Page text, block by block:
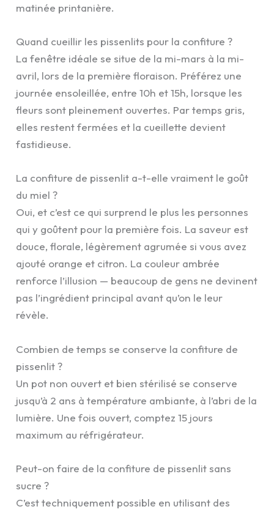
matinée printanière.
Quand cueillir les pissenlits pour la confiture ?
La fenêtre idéale se situe de la mi-mars à la mi-
avril, lors de la première floraison. Préférez une
journée ensoleillée, entre 10h et 15h, lorsque les
fleurs sont pleinement ouvertes. Par temps gris,
elles restent fermées et la cueillette devient
fastidieuse.
La confiture de pissenlit a-t-elle vraiment le goût
du miel ?
Oui, et c’est ce qui surprend le plus les personnes
qui y goûtent pour la première fois. La saveur est
douce, florale, légèrement agrumée si vous avez
ajouté orange et citron. La couleur ambrée
renforce l’illusion — beaucoup de gens ne devinent
pas l’ingrédient principal avant qu’on le leur
révèle.
Combien de temps se conserve la confiture de
pissenlit ?
Un pot non ouvert et bien stérilisé se conserve
jusqu’à 2 ans à température ambiante, à l’abri de la
lumière. Une fois ouvert, comptez 15 jours
maximum au réfrigérateur.
Peut-on faire de la confiture de pissenlit sans
sucre ?
C’est techniquement possible en utilisant des